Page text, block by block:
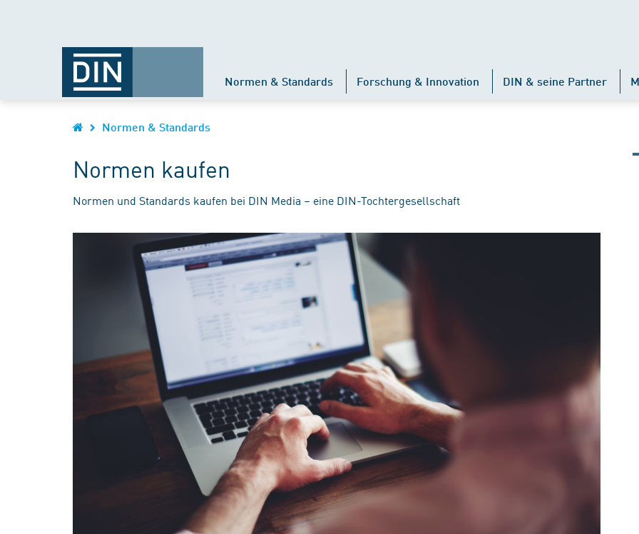
Normen & Standards Forschung & Innovation DIN & seine Partner
Normen & Standards
Normen kaufen
Normen und Standards kaufen bei DIN Media – eine DIN-Tochtergesellschaft